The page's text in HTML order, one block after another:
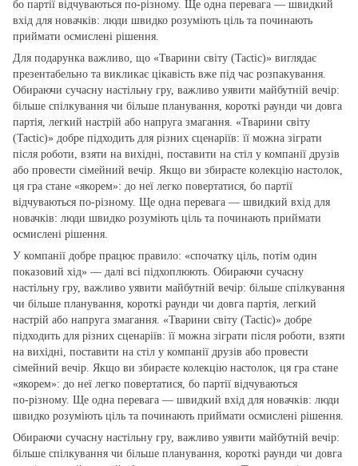
бо партії відчуваються по‑різному. Ще одна перевага — швидкий
вхід для новачків: люди швидко розуміють ціль та починають
приймати осмислені рішення.
Для подарунка важливо, що «Тварини світу (Tactic)» виглядає
презентабельно та викликає цікавість вже під час розпакування.
Обираючи сучасну настільну гру, важливо уявити майбутній вечір:
більше спілкування чи більше планування, короткі раунди чи довга
партія, легкий настрій або напруга змагання. «Тварини світу
(Tactic)» добре підходить для різних сценаріїв: її можна зіграти
після роботи, взяти на вихідні, поставити на стіл у компанії друзів
або провести сімейний вечір. Якщо ви збираєте колекцію настолок,
ця гра стане «якорем»: до неї легко повертатися, бо партії
відчуваються по‑різному. Ще одна перевага — швидкий вхід для
новачків: люди швидко розуміють ціль та починають приймати
осмислені рішення.
У компанії добре працює правило: «спочатку ціль, потім один
показовий хід» — далі всі підхоплюють. Обираючи сучасну
настільну гру, важливо уявити майбутній вечір: більше спілкування
чи більше планування, короткі раунди чи довга партія, легкий
настрій або напруга змагання. «Тварини світу (Tactic)» добре
підходить для різних сценаріїв: її можна зіграти після роботи, взяти
на вихідні, поставити на стіл у компанії друзів або провести
сімейний вечір. Якщо ви збираєте колекцію настолок, ця гра стане
«якорем»: до неї легко повертатися, бо партії відчуваються
по‑різному. Ще одна перевага — швидкий вхід для новачків: люди
швидко розуміють ціль та починають приймати осмислені рішення.
Обираючи сучасну настільну гру, важливо уявити майбутній вечір:
більше спілкування чи більше планування, короткі раунди чи довга